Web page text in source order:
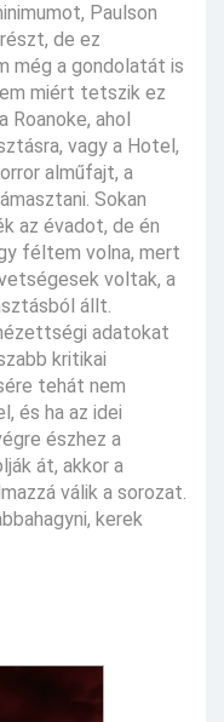
Paulson
de ez
még a gondolatát is
miért tetszik ez
Roanoke, ahol
vagy a Hotel,
alműfajt, a
Sokan
az évadot, de én
féltem volna, mert
voltak, a
állt.
adatokat
kritikai
tehát nem
és ha az idei
észhez a
át, akkor a
válik a sorozat.
kerek